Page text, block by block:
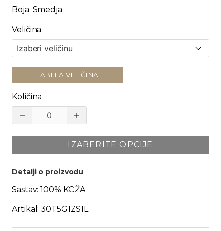
Boja: Smedja
Veličina
TABELA VELIČINA
Količina
IZABERITE OPCIJE
Detalji o proizvodu
Sastav: 100% KOŽA
Artikal: 30T5G1ZS1L